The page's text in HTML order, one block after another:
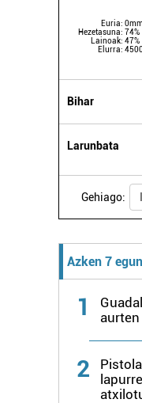
Euria: 0mm
Hezetasuna: 74%
Lainoak: 47%
Elurra:
Bihar
Larunbata
Gehiago:
Azken 7
1
2